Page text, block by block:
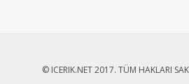
© ICERIK.NET 2017. TÜM HAKLARI